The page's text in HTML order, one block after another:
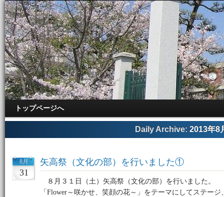
トップページへ
Daily Archive: 2013年8
8月
31
矢高祭（文化の部）を行いました①
８月３１日（土）矢高祭（文化の部）を行いました。
「Flower～咲かせ、笑顔の花～」をテーマにしてステー